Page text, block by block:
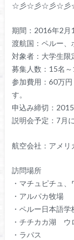
☆彡☆彡☆彡☆
期間：2016年2
渡航国：ペルー、
対象者：大学生
募集人数：15名～
参加費用：60万
す。
申込み締切：
説明会予定：7月
航空会社：アメリ
訪問場所
・マチュピチュ
・アルパカ牧場
・ペルー日本語
・チチカカ湖 ウ
・ラパス